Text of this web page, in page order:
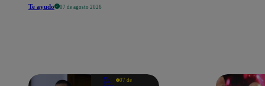
Te ayudo 07 de agosto 2026
Yo
07 de